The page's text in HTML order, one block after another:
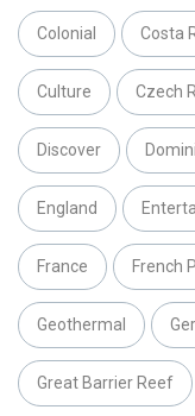
Colonial Costa
Culture Czech
Discover
England
France French
Geothermal
Great Barrier Reef